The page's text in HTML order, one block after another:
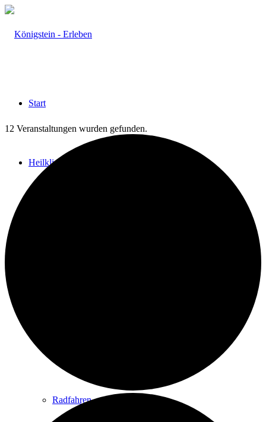
Start
Heilklima
Radfahren
12 Veranstaltungen wurden gefunden.